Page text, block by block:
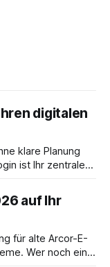
digitalen
klare Planung
ist Ihr zentraler
rund um
Leitfaden
Einstieg
auf Ihr
Wer noch eine